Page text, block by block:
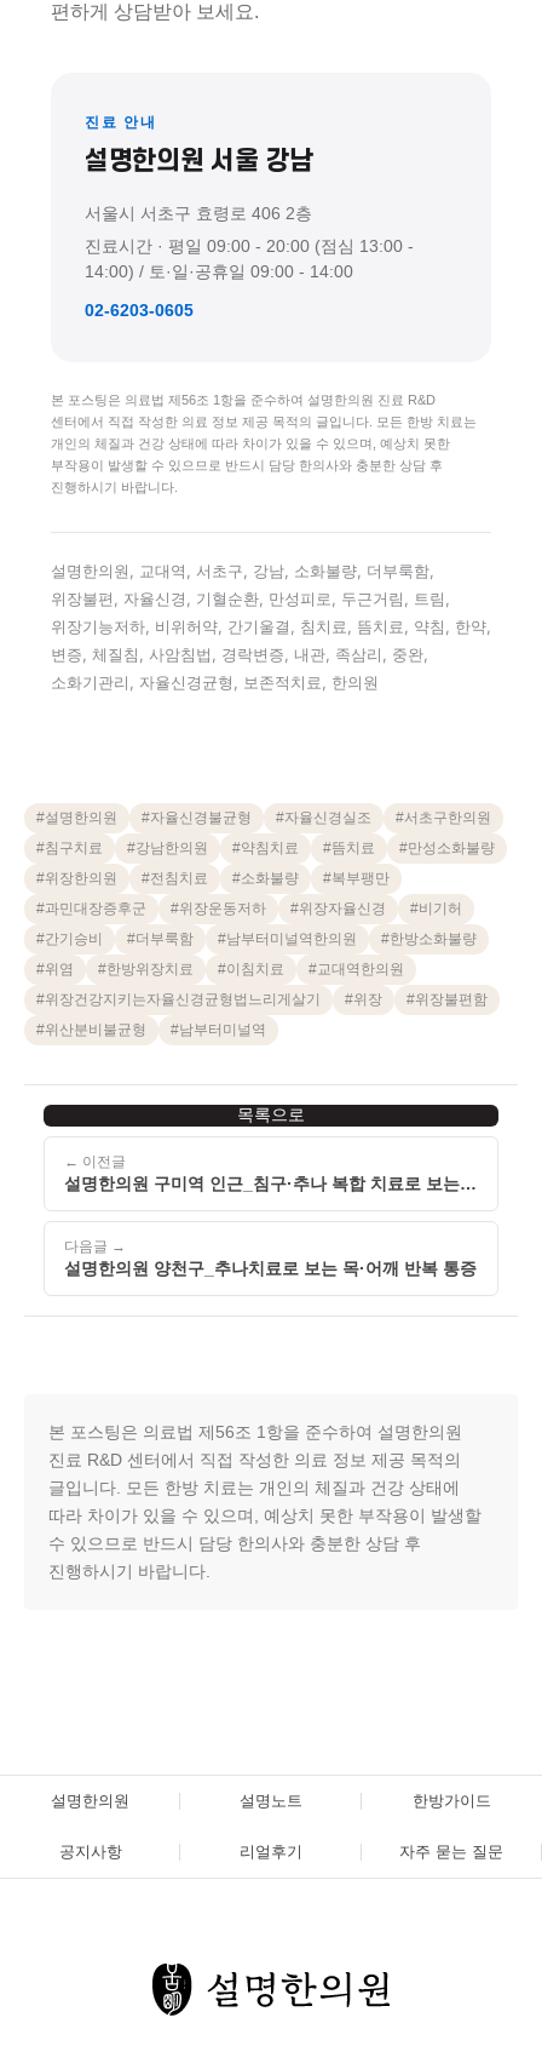
편하게 상담받아 보세요.
진료 안내
설명한의원 서울 강남
서울시 서초구 효령로 406 2층
진료시간 · 평일 09:00 - 20:00 (점심 13:00 -
14:00) / 토·일·공휴일 09:00 - 14:00
02-6203-0605
본 포스팅은 의료법 제56조 1항을 준수하여 설명한의원 진료 R&D
센터에서 직접 작성한 의료 정보 제공 목적의 글입니다. 모든 한방 치료는
개인의 체질과 건강 상태에 따라 차이가 있을 수 있으며, 예상치 못한
부작용이 발생할 수 있으므로 반드시 담당 한의사와 충분한 상담 후
진행하시기 바랍니다.
설명한의원, 교대역, 서초구, 강남, 소화불량, 더부룩함,
위장불편, 자율신경, 기혈순환, 만성피로, 두근거림, 트림,
위장기능저하, 비위허약, 간기울결, 침치료, 뜸치료, 약침, 한약,
변증, 체질침, 사암침법, 경락변증, 내관, 족삼리, 중완,
소화기관리, 자율신경균형, 보존적치료, 한의원
#설명한의원 #자율신경불균형 #자율신경실조 #서초구한의원
#침구치료 #강남한의원 #약침치료 #뜸치료 #만성소화불량
#위장한의원 #전침치료 #소화불량 #복부팽만
#과민대장증후군 #위장운동저하 #위장자율신경 #비기허
#간기승비 #더부룩함 #남부터미널역한의원 #한방소화불량
#위염 #한방위장치료 #이침치료 #교대역한의원
#위장건강지키는자율신경균형법느리게살기 #위장 #위장불편함
#위산분비불균형 #남부터미널역
← 이전글
설명한의원 구미역 인근_침구·추나 복합 치료로 보는
구부정한 자세
목록으로
다음글 →
설명한의원 양천구_추나치료로 보는 목·어깨 반복 통증
본 포스팅은 의료법 제56조 1항을 준수하여 설명한의원
진료 R&D 센터에서 직접 작성한 의료 정보 제공 목적의
글입니다. 모든 한방 치료는 개인의 체질과 건강 상태에
따라 차이가 있을 수 있으며, 예상치 못한 부작용이 발생할
수 있으므로 반드시 담당 한의사와 충분한 상담 후
진행하시기 바랍니다.
설명한의원 설명노트 한방가이드
공지사항 리얼후기 자주 묻는 질문